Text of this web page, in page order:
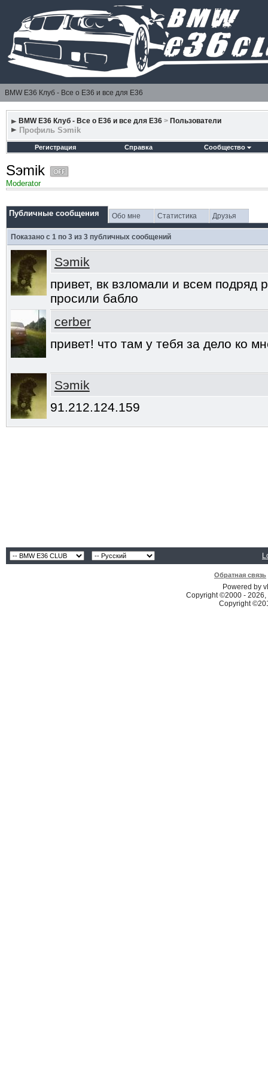
BMW E36 Клуб - Все о Е36 и все для Е36
BMW E36 Клуб - Все о Е36 и все для Е36 > Пользователи
Профиль Sэmik
Регистрация Справка Сообщество
Sэmik
Moderator
Публичные сообщения Обо мне Статистика Друзья
Показано с 1 по 3из 3публичных сообщений
Sэmik
привет, вк взломали и всем подряд
просили бабло
cerber
привет! что там у тебя за дело ко
Sэmik
91.212.124.159
Обратная связь
Powered by
Copyright ©2000 -
Copyright